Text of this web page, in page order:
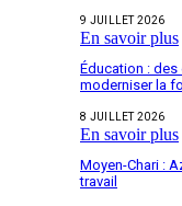
9 JUILLET 2026
En savoir plus
Éducation :
moderniser la
8 JUILLET 2026
En savoir plus
Moyen-Chari :
travail